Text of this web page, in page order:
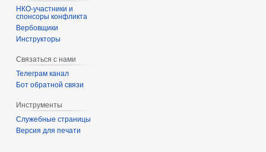
спонсоры конфликта
‏‎Вербовщики
Инструкторы
Связаться с нами
Телеграм канал
Бот обратной связи
Инструменты
Служебные страницы
Версия для печати